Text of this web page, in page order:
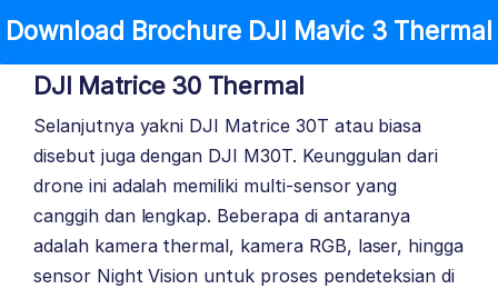
Download Brochure DJI Mavic 3 Thermal
DJI Matrice 30 Thermal
Selanjutnya yakni DJI Matrice 30T atau biasa
disebut juga dengan DJI M30T. Keunggulan dari
drone ini adalah memiliki multi-sensor yang
canggih dan lengkap. Beberapa di antaranya
adalah kamera thermal, kamera RGB, laser, hingga
sensor Night Vision untuk proses pendeteksian di